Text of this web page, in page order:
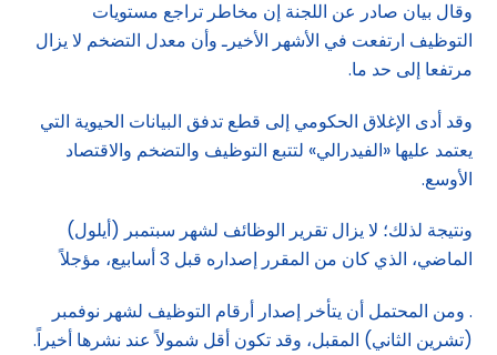
وقال بيان صادر عن اللجنة إن مخاطر تراجع مستويات
التوظيف ارتفعت في الأشهر الأخيرـ وأن معدل التضخم لا يزال
مرتفعا إلى حد ما.
وقد أدى الإغلاق الحكومي إلى قطع تدفق البيانات الحيوية التي
يعتمد عليها «الفيدرالي» لتتبع التوظيف والتضخم والاقتصاد
الأوسع.
ونتيجة لذلك؛ لا يزال تقرير الوظائف لشهر سبتمبر (أيلول)
الماضي، الذي كان من المقرر إصداره قبل 3 أسابيع، مؤجلاً
. ومن المحتمل أن يتأخر إصدار أرقام التوظيف لشهر نوفمبر
(تشرين الثاني) المقبل، وقد تكون أقل شمولاً عند نشرها أخيراً.